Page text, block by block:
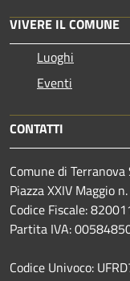
VIVERE IL COMUNE
Luoghi
Eventi
CONTATTI
Comune di
Piazza XXIV Maggio
Codice Fiscale:
Partita IVA:
Codice Univoco: